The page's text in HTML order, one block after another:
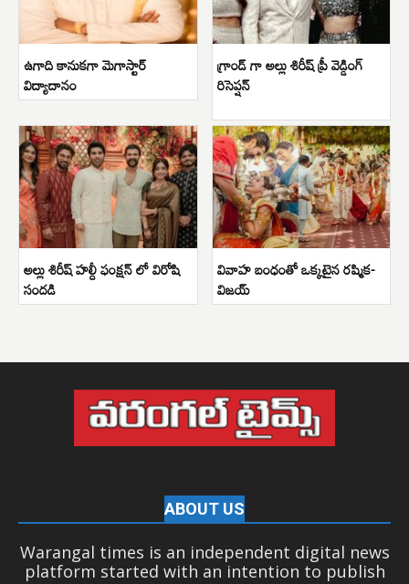
ఉగాది కానుకగా మెగాస్టార్
విద్యాదానం
గ్రాండ్ గా అల్లు శిరీష్ ప్రీ వెడ్డింగ్
రిసెప్షన్
అల్లు శిరీష్ హల్దీ ఫంక్షన్ లో విరోషి
సందడి
వివాహ బంధంతో ఒక్కటైన రష్మిక-
విజయ్
ABOUT US
Warangal times is an independent digital news
platform started with an intention to publish